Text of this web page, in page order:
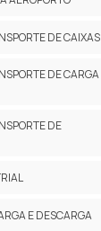
DE CAIXAS
DE CARGA
DE
E DESCARGA